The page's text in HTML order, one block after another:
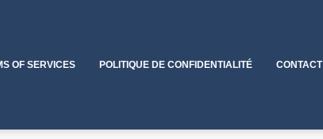
OF SERVICES POLITIQUE DE CONFIDENTIALITÉ CONTACT